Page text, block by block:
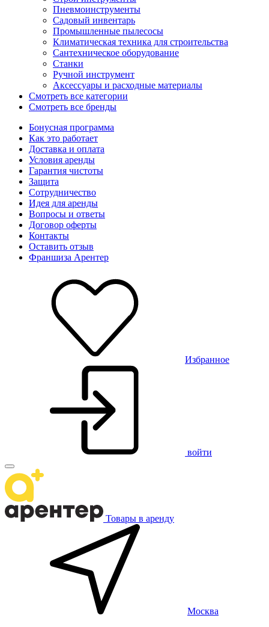
Пневмоинструменты
Садовый инвентарь
Промышленные пылесосы
Климатическая техника для строительства
Сантехническое оборудование
Станки
Ручной инструмент
Аксессуары и расходные материалы
Смотреть все категории
Смотреть все бренды
Бонусная программа
Как это работает
Доставка и оплата
Условия аренды
Гарантия чистоты
Защита
Сотрудничество
Идея для аренды
Вопросы и ответы
Договор оферты
Контакты
Оставить отзыв
Франшиза Арентер
Избранное
войти
Товары в аренду
Москва